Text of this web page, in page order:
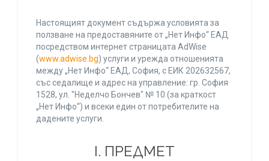
Настоящият документ съдържа условията за
ползване на предоставяните от „Нет Инфо“ ЕАД
посредством интернет страницата AdWise
(www.adwise.bg) услуги и урежда отношенията
между „Нет Инфо“ ЕАД, София, с ЕИК 202632567,
със седалище и адрес на управление: гр. София
1528, ул. "Неделчо Бончев" № 10 (за краткост
„Нет Инфо“) и всеки един от потребителите на
дадените услуги.
І. ПРЕДМЕТ